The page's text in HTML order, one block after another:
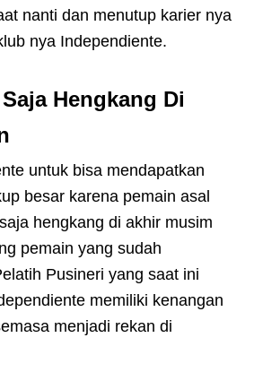
nanti dan menutup karier nya
nya Independiente.
Hengkang Di
untuk bisa mendapatkan
besar karena pemain asal
hengkang di akhir musim
pemain yang sudah
Pusineri yang saat ini
memiliki kenangan
menjadi rekan di